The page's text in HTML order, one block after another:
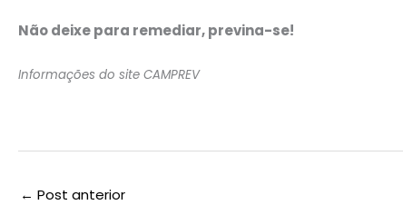
Não deixe para remediar, previna-se!
Informações do site CAMPREV
← Post anterior